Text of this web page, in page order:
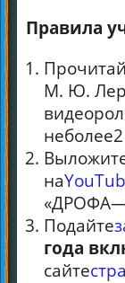
Правила
М. Ю.
на
Подайте
года
сайте